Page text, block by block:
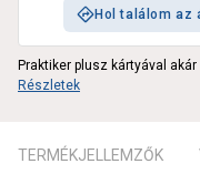
Hol találom az
Praktiker plusz kártyával
Részletek
TERMÉKJELLEMZŐK